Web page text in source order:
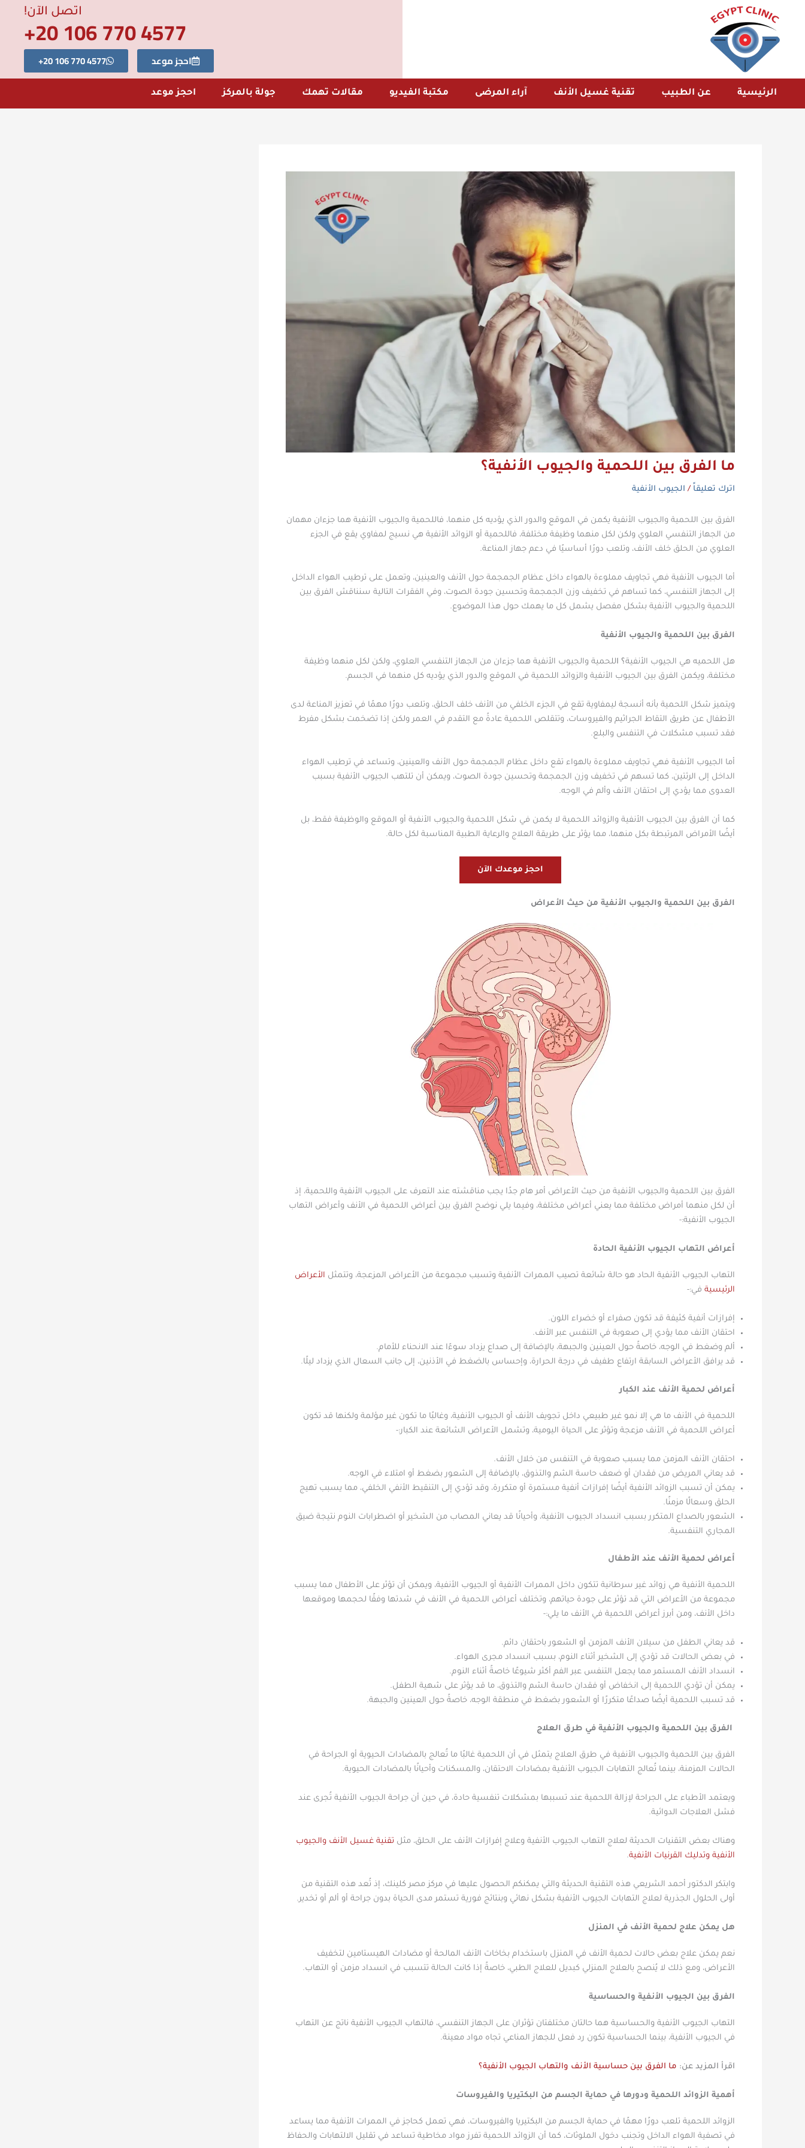
المحتوى
اتصل الآن! 4577 770 106 20+
احجز موعد 4577 770 106 20+
الرئيسية عن الطبيب تقنية غسيل الأنف آراء المرضى مكتبة الفيديو مقالات تهمك جولة بالمركز احجز موعد
ما الفرق بين اللحمية والجيوب الأنفية؟
اترك تعليقاً / الجيوب الأنفية
الفرق بين اللحمية والجيوب الأنفية يكمن في الموقع والدور الذي يؤديه كل منهما، فاللحمية والجيوب الأنفية هما جزءان مهمان
من الجهاز التنفسي العلوي ولكن لكل منهما وظيفة مختلفة، فاللحمية أو الزوائد الأنفية هي نسيج لمفاوي يقع في الجزء
العلوي من الحلق خلف الأنف، وتلعب دورًا أساسيًا في دعم جهاز المناعة.
أما الجيوب الأنفية فهي تجاويف مملوءة بالهواء داخل عظام الجمجمة حول الأنف والعينين، وتعمل على ترطيب الهواء الداخل
إلى الجهاز التنفسي، كما تساهم في تخفيف وزن الجمجمة وتحسين جودة الصوت، وفي الفقرات التالية سنناقش الفرق بين
اللحمية والجيوب الأنفية بشكل مفصل يشمل كل ما يهمك حول هذا الموضوع.
الفرق بين اللحمية والجيوب الأنفية
هل اللحميه هي الجيوب الأنفية؟ اللحمية والجيوب الأنفية هما جزءان من الجهاز التنفسي العلوي، ولكن لكل منهما وظيفة
مختلفة، ويكمن الفرق بين الجيوب الأنفية والزوائد اللحمية في الموقع والدور الذي يؤديه كل منهما في الجسم.
ويتميز شكل اللحمية بأنه أنسجة ليمفاوية تقع في الجزء الخلفي من الأنف خلف الحلق، وتلعب دورًا مهمًا في تعزيز المناعة لدى
الأطفال عن طريق التقاط الجراثيم والفيروسات، وتتقلص اللحمية عادةً مع التقدم في العمر ولكن إذا تضخمت بشكل مفرط
فقد تسبب مشكلات في التنفس والبلع.
أما الجيوب الأنفية فهي تجاويف مملوءة بالهواء تقع داخل عظام الجمجمة حول الأنف والعينين، وتساعد في ترطيب الهواء
الداخل إلى الرئتين، كما تسهم في تخفيف وزن الجمجمة وتحسين جودة الصوت، ويمكن أن تلتهب الجيوب الأنفية بسبب
العدوى مما يؤدي إلى احتقان الأنف وألم في الوجه.
كما أن الفرق بين الجيوب الأنفية والزوائد اللحمية لا يكمن في شكل اللحمية والجيوب الأنفية أو الموقع والوظيفة فقط، بل
أيضًا الأمراض المرتبطة بكل منهما، مما يؤثر على طريقة العلاج والرعاية الطبية المناسبة لكل حالة.
احجز موعدك الآن
الفرق بين اللحمية والجيوب الأنفية من حيث الأعراض
الفرق بين اللحمية والجيوب الأنفية من حيث الأعراض أمر هام جدًا يجب مناقشته عند التعرف على الجيوب الأنفية واللحمية، إذ
أن لكل منهما أمراض مختلفة مما يعني أعراض مختلفة، وفيما يلي نوضح الفرق بين أعراض اللحمية في الأنف وأعراض التهاب
الجيوب الأنفية:-
أعراض التهاب الجيوب الأنفية الحادة
التهاب الجيوب الأنفية الحاد هو حالة شائعة تصيب الممرات الأنفية وتسبب مجموعة من الأعراض المزعجة، وتتمثل الأعراض
الرئيسية في:-
إفرازات أنفية كثيفة قد تكون صفراء أو خضراء اللون.
احتقان الأنف مما يؤدي إلى صعوبة في التنفس عبر الأنف.
ألم وضغط في الوجه، خاصةً حول العينين والجبهة، بالإضافة إلى صداع يزداد سوءًا عند الانحناء للأمام.
قد يرافق الأعراض السابقة ارتفاع طفيف في درجة الحرارة، وإحساس بالضغط في الأذنين، إلى جانب السعال الذي يزداد ليلًا.
أعراض لحمية الأنف عند الكبار
اللحمية في الأنف ما هي إلا نمو غير طبيعي داخل تجويف الأنف أو الجيوب الأنفية، وغالبًا ما تكون غير مؤلمة ولكنها قد تكون
أعراض اللحمية في الأنف مزعجة وتؤثر على الحياة اليومية، وتشمل الأعراض الشائعة عند الكبار:-
احتقان الأنف المزمن مما يسبب صعوبة في التنفس من خلال الأنف.
قد يعاني المريض من فقدان أو ضعف حاسة الشم والتذوق، بالإضافة إلى الشعور بضغط أو امتلاء في الوجه.
يمكن أن تسبب الزوائد الأنفية أيضًا إفرازات أنفية مستمرة أو متكررة، وقد تؤدي إلى التنقيط الأنفي الخلفي، مما يسبب تهيج
الحلق وسعالًا مزمنًا.
الشعور بالصداع المتكرر بسبب انسداد الجيوب الأنفية، وأحيانًا قد يعاني المصاب من الشخير أو اضطرابات النوم نتيجة ضيق
المجاري التنفسية.
أعراض لحمية الأنف عند الأطفال
اللحمية الأنفية هي زوائد غير سرطانية تتكون داخل الممرات الأنفية أو الجيوب الأنفية، ويمكن أن تؤثر على الأطفال مما يسبب
مجموعة من الأعراض التي قد تؤثر على جودة حياتهم، وتختلف أعراض اللحمية في الأنف في شدتها وفقًا لحجمها وموقعها
داخل الأنف، ومن أبرز أعراض اللحمية في الأنف ما يلي:-
قد يعاني الطفل من سيلان الأنف المزمن أو الشعور باحتقان دائم.
في بعض الحالات قد تؤدي إلى الشخير أثناء النوم، بسبب انسداد مجرى الهواء.
انسداد الأنف المستمر مما يجعل التنفس عبر الفم أكثر شيوعًا خاصةً أثناء النوم.
يمكن أن تؤدي اللحمية إلى انخفاض أو فقدان حاسة الشم والتذوق، ما قد يؤثر على شهية الطفل.
قد تسبب اللحمية أيضًا صداعًا متكررًا أو الشعور بضغط في منطقة الوجه، خاصةً حول العينين والجبهة.
الفرق بين اللحمية والجيوب الأنفية في طرق العلاج
الفرق بين اللحمية والجيوب الأنفية في طرق العلاج يتمثل في أن اللحمية غالبًا ما تُعالج بالمضادات الحيوية أو الجراحة في
الحالات المزمنة، بينما تُعالج التهابات الجيوب الأنفية بمضادات الاحتقان، والمسكنات وأحيانًا بالمضادات الحيوية.
ويعتمد الأطباء على الجراحة لإزالة اللحمية عند تسببها بمشكلات تنفسية حادة، في حين أن جراحة الجيوب الأنفية تُجرى عند
فشل العلاجات الدوائية.
وهناك بعض التقنيات الحديثة لعلاج التهاب الجيوب الأنفية وعلاج إفرازات الأنف على الحلق، مثل تقنية غسيل الأنف والجيوب
الأنفية وتدليك القرنيات الأنفية.
وابتكر الدكتور أحمد الشريعي هذه التقنية الحديثة والتي يمكنكم الحصول عليها في مركز مصر كلينك، إذ تُعد هذه التقنية من
أولى الحلول الجذرية لعلاج التهابات الجيوب الأنفية بشكل نهائي وبنتائج فورية تستمر مدى الحياة بدون جراحة أو ألم أو تخدير.
هل يمكن علاج لحمية الأنف في المنزل
نعم يمكن علاج بعض حالات لحمية الأنف في المنزل باستخدام بخاخات الأنف المالحة أو مضادات الهيستامين لتخفيف
الأعراض، ومع ذلك لا يُنصح بالعلاج المنزلي كبديل للعلاج الطبي، خاصةً إذا كانت الحالة تتسبب في انسداد مزمن أو التهاب.
الفرق بين الجيوب الأنفية والحساسية
التهاب الجيوب الأنفية والحساسية هما حالتان مختلفتان تؤثران على الجهاز التنفسي، فالتهاب الجيوب الأنفية ناتج عن التهاب
في الجيوب الأنفية، بينما الحساسية تكون رد فعل للجهاز المناعي تجاه مواد معينة.
اقرأ المزيد عن: ما الفرق بين حساسية الأنف والتهاب الجيوب الأنفية؟
أهمية الزوائد اللحمية ودورها في حماية الجسم من البكتيريا والفيروسات
الزوائد اللحمية تلعب دورًا مهمًا في حماية الجسم من البكتيريا والفيروسات، فهي تعمل كحاجز في الممرات الأنفية مما يساعد
في تصفية الهواء الداخل وتجنب دخول الملوثات، كما أن الزوائد اللحمية تفرز مواد مخاطية تساعد في تقليل الالتهابات والحفاظ